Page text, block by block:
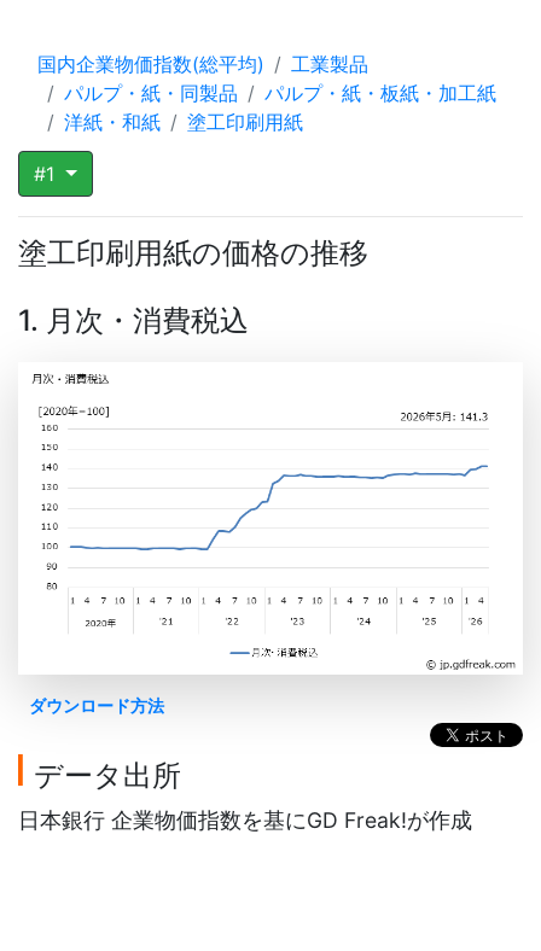
国内企業物価指数(総平均)
工業製品
パルプ・紙・同製品
パルプ・紙・板紙・加工紙
洋紙・和紙
塗工印刷用紙
#1
塗工印刷用紙の価格の推移
1. 月次・消費税込
ダウンロード方法
データ出所
日本銀行 企業物価指数を基にGD Freak!が作成